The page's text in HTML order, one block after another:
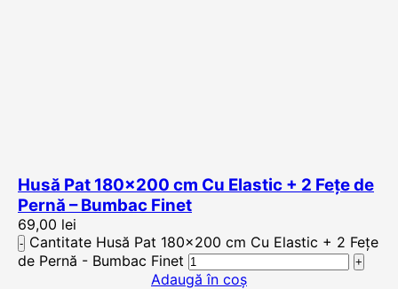
Husă Pat 180×200 cm Cu Elastic + 2 Fețe de
Pernă – Bumbac Finet
69,00 lei
Cantitate Husă Pat 180x200 cm Cu Elastic + 2 Fețe
de Pernă - Bumbac Finet
Adaugă în coș